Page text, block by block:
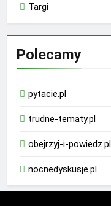
Targi
Polecamy
pytacie.pl
trudne-tematy.pl
obejrzyj-i-powiedz.pl
nocnedyskusje.pl